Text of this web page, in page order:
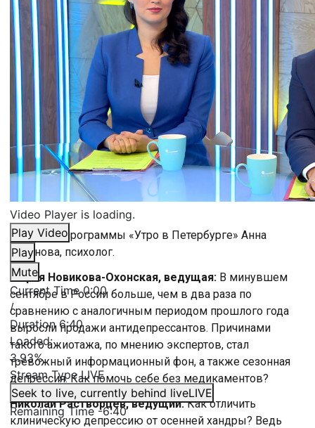
Video Player is loading.
Play Video
Play
Mute
Current Time0:00
/
Duration 6:40
Loaded:
3.93%
Stream TypeLIVE
Seek to live, currently behind liveLIVE
Remaining Time-6:40
В гостях у программы «Утро в Петербурге» Анна
Рязанова, психолог.
Мария Новикова-Охонская, ведущая: В минувшем
сентябре в России больше, чем в два раза по
сравнению с аналогичным периодом прошлого года
выросли продажи антидепрессантов. Причинами
такого ажиотажа, по мнению экспертов, стал
тревожный информационный фон, а также сезонная
депрессия. Как помочь себе без медикаментов?
Николай Растворцев, ведущий:Как отличить
клиническую депрессию от осенней хандры? Ведь